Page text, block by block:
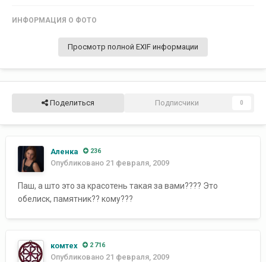
ИНФОРМАЦИЯ О ФОТО
Просмотр полной EXIF информации
Поделиться Подписчики 0
Аленка 236
Опубликовано 21 февраля, 2009
Паш, а што это за красотень такая за вами???? Это
обелиск, памятник?? кому???
комтех 2 716
Опубликовано 21 февраля, 2009